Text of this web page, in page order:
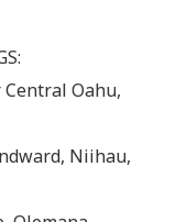
Oahu,
Niihau,